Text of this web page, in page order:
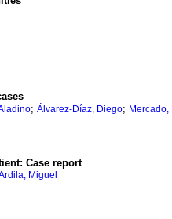
; Álvarez-Díaz, Diego; Mercado,
Case report
Miguel